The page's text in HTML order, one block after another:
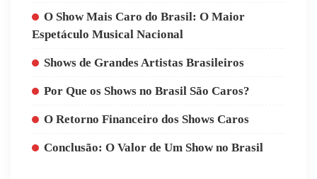
O Show Mais Caro do Brasil: O Maior
Espetáculo Musical Nacional
Shows de Grandes Artistas Brasileiros
Por Que os Shows no Brasil São Caros?
O Retorno Financeiro dos Shows Caros
Conclusão: O Valor de Um Show no Brasil